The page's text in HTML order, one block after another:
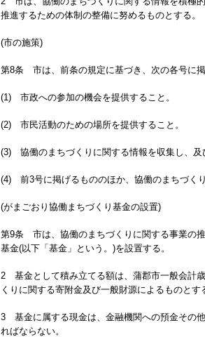
推進するための体制の整備に努めるものとする。
(市の施策)
第8条 市は、前条の規定に基づき、次の各号に
(1) 市政への参加の機会を提供すること。
(2) 市民活動のための場所を提供すること。
(3) 協働のまちづくりに関する情報を収集し、及
(4) 前3号に掲げるもののほか、協働のまちづく
(がまごおり協働まちづくり基金の設置)
第9条 市は、協働のまちづくりに関する事業の
基金(以下「基金」という。)を設置する。
2 基金として積み立てる額は、蒲郡市一般会計
くりに関する寄附金及び一般財源によるものとす
3 基金に属する現金は、金融機関への預金その
ればならない。